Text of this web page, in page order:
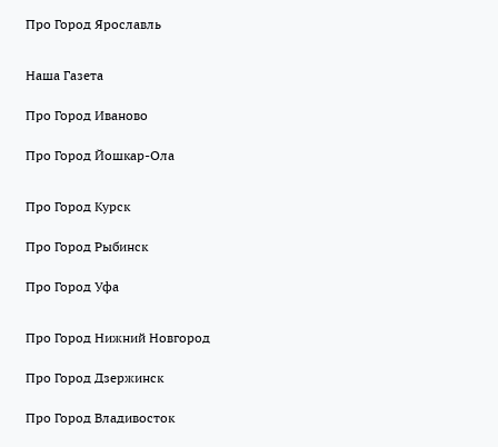
Про Город Ярославль
Наша Газета
Про Город Иваново
Про Город Йошкар-Ола
Про Город Курск
Про Город Рыбинск
Про Город Уфа
Про Город Нижний Новгород
Про Город Дзержинск
Про Город Владивосток